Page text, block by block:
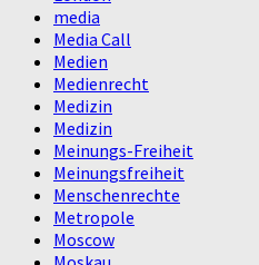
media
Media Call
Medien
Medienrecht
Medizin
Medizin
Meinungs-Freiheit
Meinungsfreiheit
Menschenrechte
Metropole
Moscow